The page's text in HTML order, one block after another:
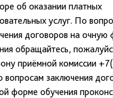
об оказании платных
услуг. По
договоров на очную
обращайтесь,
приёмной комиссии
вопросам заключения
форме обучения